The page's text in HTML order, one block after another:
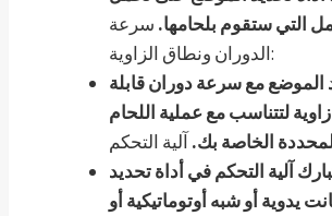
التي ستقوم بلحامها. سرعة
الدوران ونطاق الزاوية:
الموضع مع سرعة دوران قابلة
لتتناسب مع عملية اللحام
الخاصة بك.
آلية التحكم في أداة تحديد
يدوية أو شبه أوتوماتيكية أو